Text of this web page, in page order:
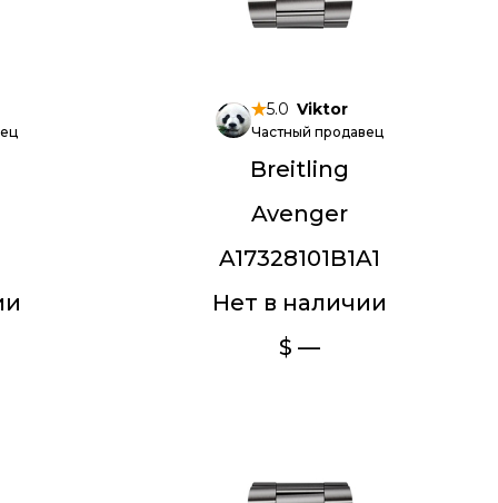
5.0 Viktor
Частный продавец
Breitling
Avenger
A17328101B1A1
Нет в наличии
$ —